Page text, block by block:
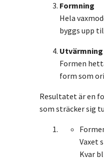
Formning
Hela
byggs upp
Formen
form som
Resultatet är en
som sträcker sig
Vaxet
Kvar